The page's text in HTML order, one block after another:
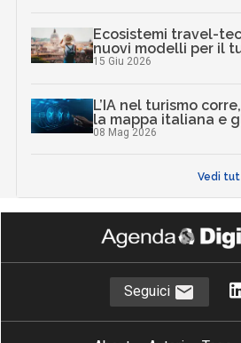
Ecosistemi travel-
nuovi modelli per il
15 Giu 2026
L’IA nel turismo
la mappa italiana e
08 Mag 2026
Vedi
Seguici